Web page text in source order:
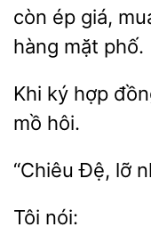
còn ép giá,
hàng mặt phố.
hợp
mồ hôi.
“Chiêu lỡ